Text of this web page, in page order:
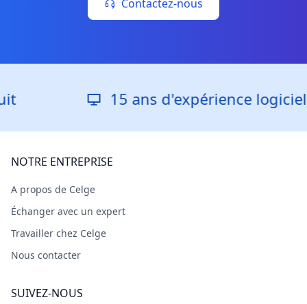
Contactez-nous
15 ans d'expérience logicielle
NOTRE ENTREPRISE
A propos de Celge
Échanger avec un expert
Travailler chez Celge
Nous contacter
SUIVEZ-NOUS